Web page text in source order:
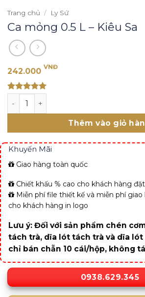
Trang chủ / Ly Sứ
Ca mỏng 0.5 L – Kiêu Sa
242.000 VNĐ
out of 5
Ca mỏng 0.5 L - Kiêu Sa số lượng
Thêm vào giỏ
Khuyến Mãi
Giao hàng toàn quốc
Chiết khấu % cao cho khách hàng
Miễn phí file thiết kế và miễn phí
cho khách hàng in logo
Lưu ý: Đối với sản phẩm chén
tách trà, dĩa lót tách trà và dĩa lót
chỉ bán chẵn 10 cái/hộp, không
0938.629.345